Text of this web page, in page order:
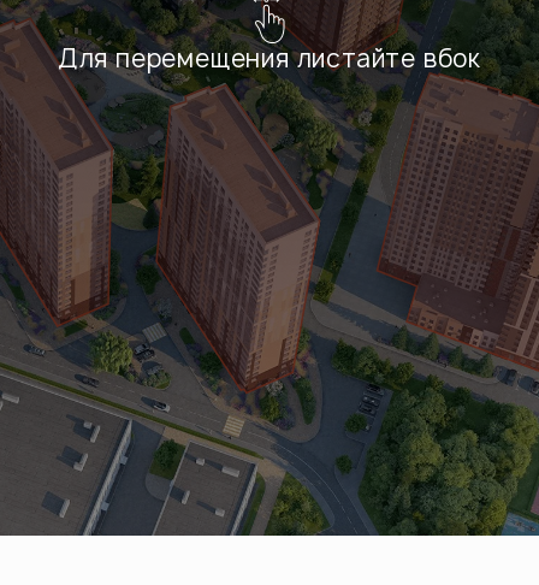
Для перемещения листайте вбок